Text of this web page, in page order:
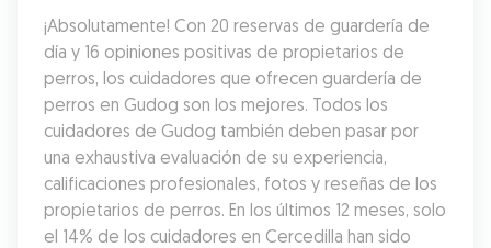
¡Absolutamente! Con 20 reservas de guardería de
día y 16 opiniones positivas de propietarios de
perros, los cuidadores que ofrecen guardería de
perros en Gudog son los mejores. Todos los
cuidadores de Gudog también deben pasar por
una exhaustiva evaluación de su experiencia,
calificaciones profesionales, fotos y reseñas de los
propietarios de perros. En los últimos 12 meses, solo
el 14% de los cuidadores en Cercedilla han sido